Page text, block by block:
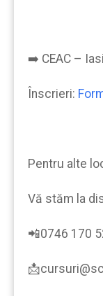
➡️ CEAC –
Înscrieri:
Pentru alte
Vă stăm la
📲0746 170